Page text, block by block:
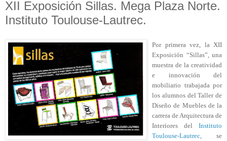
XII Exposición Sillas. Mega Plaza Norte.
Instituto Toulouse-Lautrec.
Por primera vez, la XII
Exposición “Sillas”, una
muestra de la creatividad
e innovación del
mobiliario trabajada por
los alumnos del Taller de
Diseño de Muebles de la
carrera de Arquitectura de
Interiores del Instituto
Toulouse-Lautrec, se